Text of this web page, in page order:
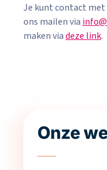
Je kunt contact met
ons mailen via
maken viadeze link.
Onze